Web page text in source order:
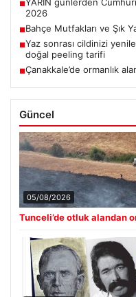
■YARIN günlerden
2026
■Bahçe Mutfakları ve Şık
■Yaz sonrası cildinizi
doğal peeling tarifi
■Çanakkale’de ormanlık
Güncel
05/08/2026
Tunceli’de otluk alandan